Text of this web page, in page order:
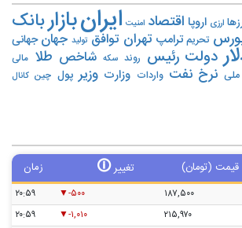
ارزی اروپا اقتصاد امنیت ایرانبازاربانک
تحریم‌ ترامپ تهران توافق تولید جهان جهانی
دولت رئیس روند سکه شاخص طلا مالی
ملی نرخ نفت واردات وزارت وزیر پول چین کانال
قیمت (تومان) تغییر🛈 زمان
۱۸۷,۵۰۰ -۵۰۰
۲۰:۵۹
۲۱۵,۹۷۰ -۱,۰۱۰
۲۰:۵۹